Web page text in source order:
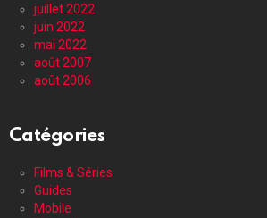
juillet 2022
juin 2022
mai 2022
août 2007
août 2006
Catégories
Films & Séries
Guides
Mobile